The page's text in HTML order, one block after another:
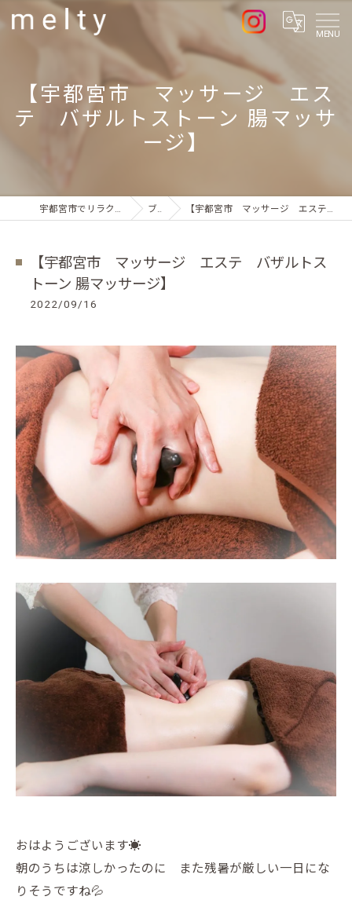
MENU
【宇都宮市 マッサージ エス
テ バザルトストーン 腸マッサ
ージ】
宇都宮市でリラクゼーションならmelty ブログ 【宇都宮市 マッサージ エステ バザルトストーン 腸マッサージ】
【宇都宮市 マッサージ エステ バザルトス
トーン 腸マッサージ】
2022/09/16
おはようございます☀️
朝のうちは涼しかったのに また残暑が厳しい一日にな
りそうですね💦